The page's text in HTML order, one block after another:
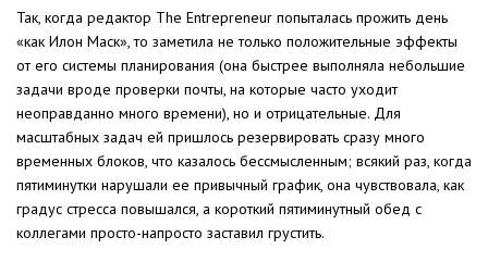
Так, когда редактор The Entrepreneur попыталась прожить день
«как Илон Маск», то заметила не только положительные эффекты
от его системы планирования (она быстрее выполняла небольшие
задачи вроде проверки почты, на которые часто уходит
неоправданно много времени), но и отрицательные. Для
масштабных задач ей пришлось резервировать сразу много
временных блоков, что казалось бессмысленным; всякий раз, когда
пятиминутки нарушали ее привычный график, она чувствовала, как
градус стресса повышался, а короткий пятиминутный обед с
коллегами просто-напросто заставил грустить.